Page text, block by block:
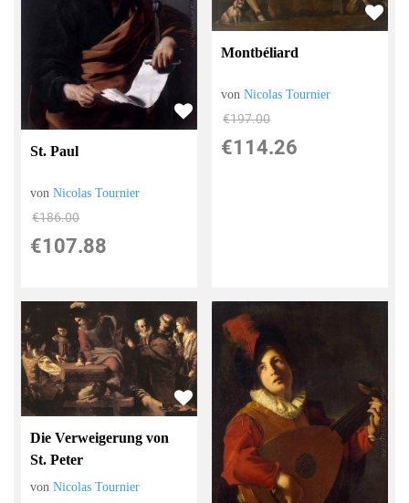
St. Paul
vonNicolas Tournier
€186.00
€107.88
Montbéliard
vonNicolas Tournier
€197.00
€114.26
Die Verweigerung von
St. Peter
vonNicolas Tournier